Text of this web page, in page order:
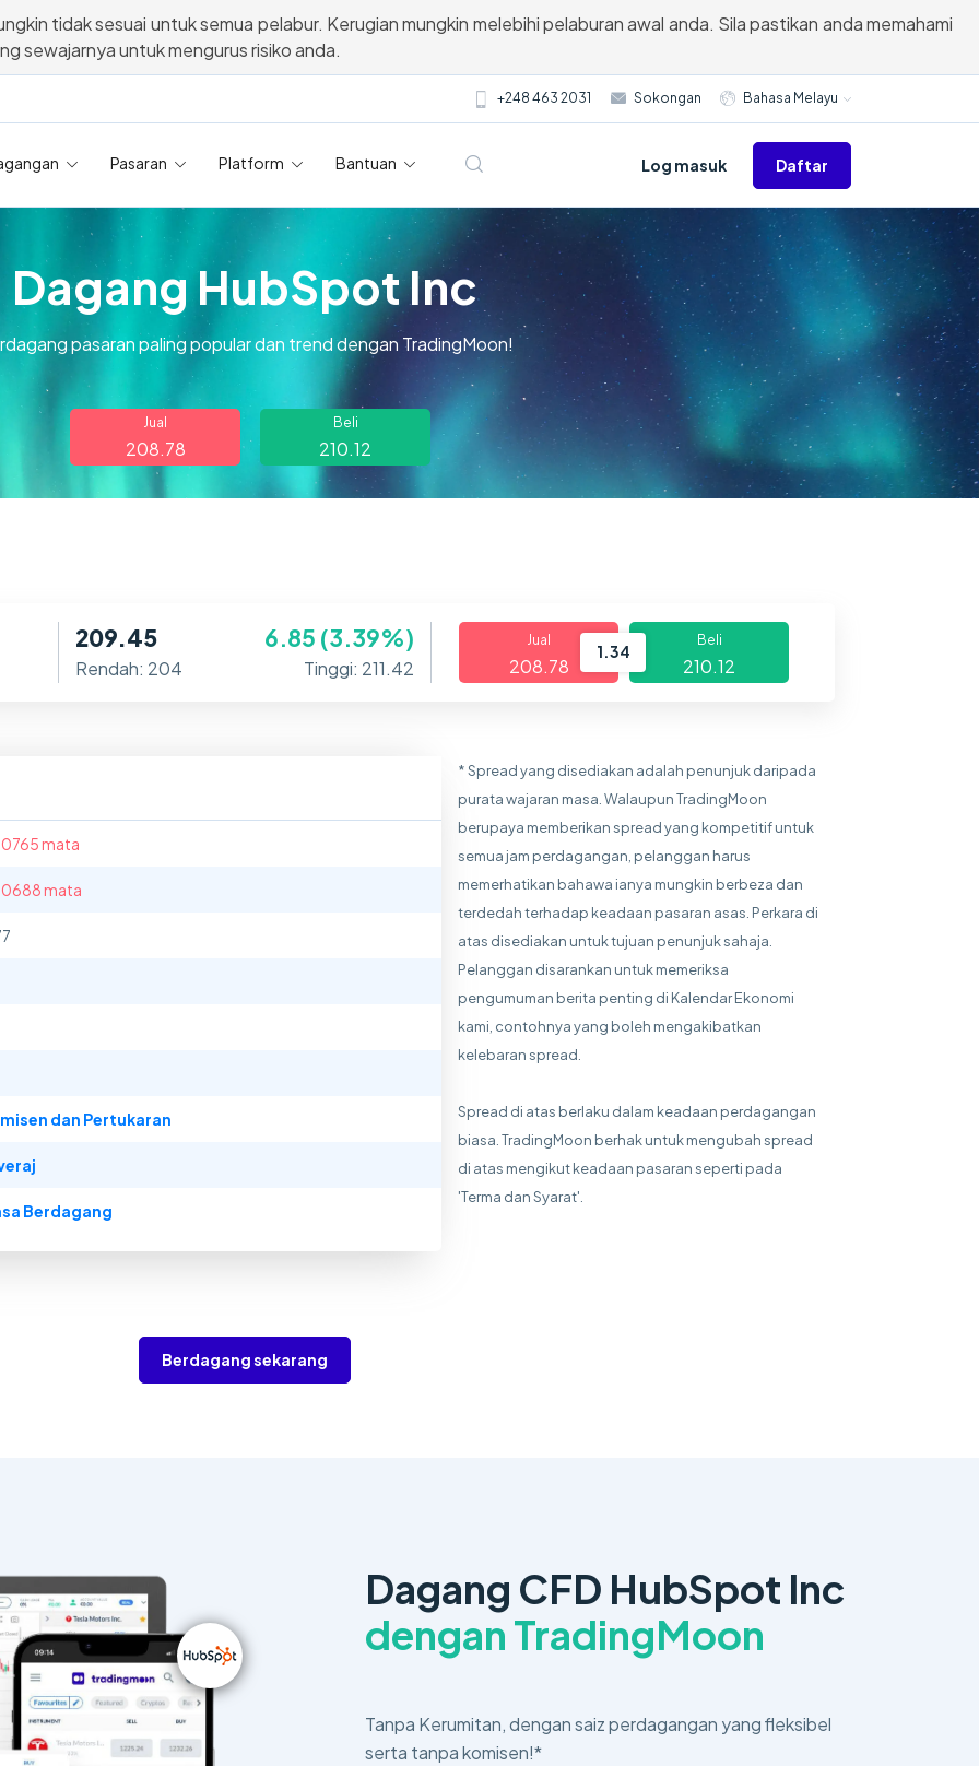
tidak sesuai untuk semua pelabur. Kerugian mungkin melebihi pelaburan awal anda. Sila pastikan anda memahami
sewajarnya untuk mengurus risiko anda.
+248 463 2031 Sokongan Bahasa Melayu
Pasaran Platform Bantuan Log masuk Daftar
Dagang HubSpot Inc
pasaran paling popular dan trend dengan TradingMoon!
Jual
208.78
Beli
210.12
209.45 6.85 (3.39%)
Rendah: 204 Tinggi: 211.42
Jual
208.78
1.34
Beli
210.12
mata
mata
dan Pertukaran
Berdagang
* Spread yang disediakan adalah penunjuk daripada
purata wajaran masa. Walaupun TradingMoon
berupaya memberikan spread yang kompetitif untuk
semua jam perdagangan, pelanggan harus
memerhatikan bahawa ianya mungkin berbeza dan
terdedah terhadap keadaan pasaran asas. Perkara di
atas disediakan untuk tujuan penunjuk sahaja.
Pelanggan disarankan untuk memeriksa
pengumuman berita penting di Kalendar Ekonomi
kami, contohnya yang boleh mengakibatkan
kelebaran spread.
Spread di atas berlaku dalam keadaan perdagangan
biasa. TradingMoon berhak untuk mengubah spread
di atas mengikut keadaan pasaran seperti pada
'Terma dan Syarat'.
Berdagang sekarang
Dagang CFD HubSpot Inc
dengan TradingMoon
Tanpa Kerumitan, dengan saiz perdagangan yang fleksibel
serta tanpa komisen!*